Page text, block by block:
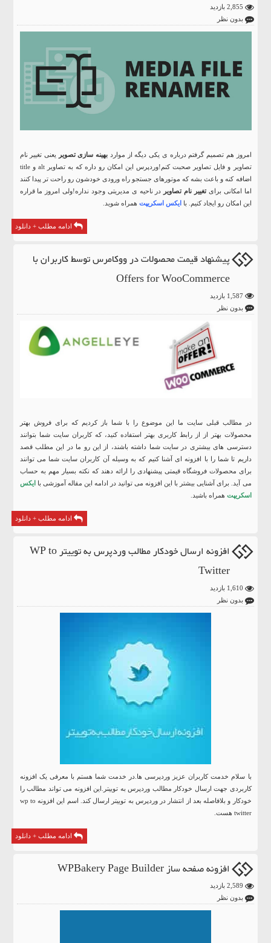
بدون نظر
امروز هم تصمیم گرفتم درباره ی یکی دیگه از موارد بهینه سازی تصویر
یعنی تغییر نام
تصاویر و فایل تصاویر صحبت کنم!وردپرس این امکان رو داره که به تصاویر alt و title
اضافه کنه و باعث بشه که موتورهای جستجو راه ورودی خودشون رو راحت تر پیدا کنند
اما امکانی برایتغییر نام تصاویر در ناحیه ی مدیریتی وجود نداره!ولی امروز ما قراره
این امکان رو ایجاد کنیم. با ایکس اسکریپت همراه شوید.
ادامه مطلب + دانلود
پیشنهاد قیمت محصولات در ووکامرس توسط کاربران با
Offers for WooCommerce
1,587 بازدید
بدون نظر
در مطالب قبلی سایت ما این موضوع را با شما باز کردیم که برای فروش بهتر
محصولات بهتر از از رابط کاربری بهتر استفاده کنید، که کاربران سایت شما بتوانند
دسترسی های بیشتری در سایت شما داشته باشند، از این رو ما در این مطلب قصد
داریم تا شما را با افزونه ای آشنا کنیم که به وسیله آن کاربران سایت شما می توانند
برای محصولات فروشگاه قیمتی پیشنهادی را ارائه دهند که نکته بسیار مهم به حساب
می آید. برای آشنایی بیشتر با این افزونه می توانید در ادامه این مقاله آموزشی با ایکس
اسکریپت همراه باشید.
ادامه مطلب + دانلود
افزونه ارسال خودکار مطالب وردپرس به توییتر WP to
Twitter
بدون نظر
با سلام خدمت کاربران عزیز وردپرسی ها.در خدمت شما هستم با معرفی یک افزونه
کاربردی جهت ارسال خودکار مطالب وردپرس به توییتر.این افزونه می تواند مطالب را
خودکار و بلافاصله بعد از انتشار دروردپرس
به توییتر ارسال کند. اسم این افزونه wp to
twitter هست.
ادامه مطلب + دانلود
افزونه صفحه ساز WPBakery Page Builder
بدون نظر